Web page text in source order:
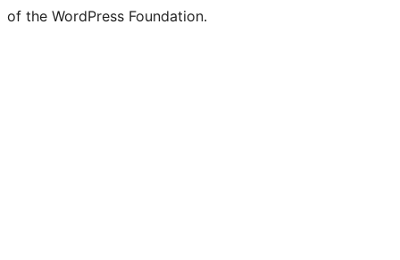
of the WordPress Foundation.